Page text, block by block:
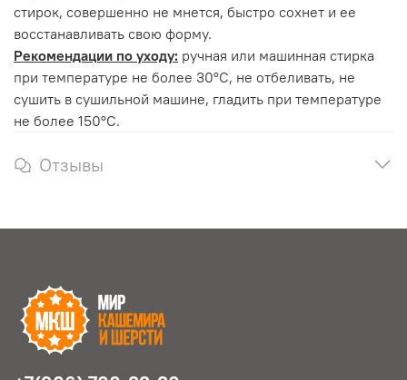
стирок, совершенно не мнется, быстро сохнет и ее
восстанавливать свою форму.
Рекомендации по уходу: ручная или машинная стирка
при температуре не более 30°С, не отбеливать, не
сушить в сушильной машине, гладить при температуре
не более 150°С.
Отзывы